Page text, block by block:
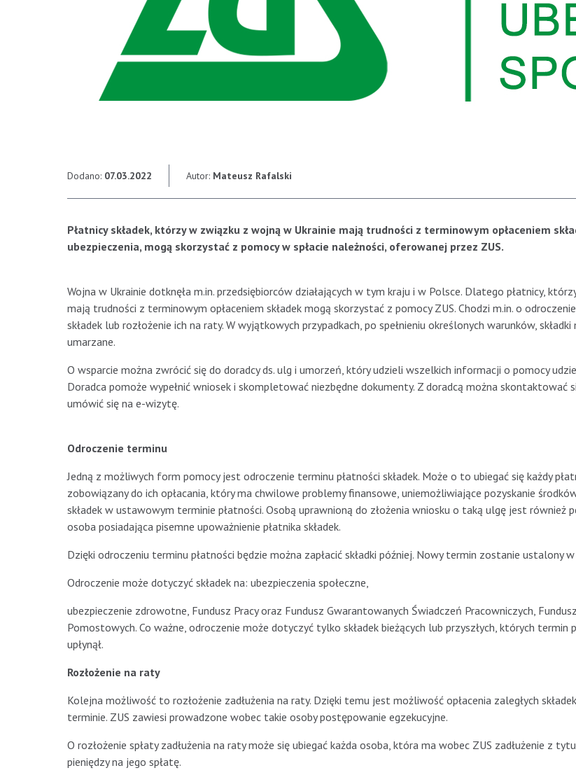
Dodano: 07.03.2022 Autor: Mateusz Rafalski
Płatnicy składek, którzy w związku z wojną w Ukrainie mają trudności z terminowym opłaceniem
ubezpieczenia, mogą skorzystać z pomocy w spłacie należności, oferowanej przez ZUS.
Wojna w Ukrainie dotknęła m.in. przedsiębiorców działających w tym kraju i w Polsce. Dlatego płatnicy,
mają trudności z terminowym opłaceniem składek mogą skorzystać z pomocy ZUS. Chodzi m.in. o
składek lub rozłożenie ich na raty. W wyjątkowych przypadkach, po spełnieniu określonych warunków,
umarzane.
O wsparcie można zwrócić się do doradcy ds. ulg i umorzeń, który udzieli wszelkich informacji o pomocy
Doradca pomoże wypełnić wniosek i skompletować niezbędne dokumenty. Z doradcą można skontaktować
umówić się na e-wizytę.
Odroczenie terminu
Jedną z możliwych form pomocy jest odroczenie terminu płatności składek. Może o to ubiegać się każdy
zobowiązany do ich opłacania, który ma chwilowe problemy finansowe, uniemożliwiające pozyskanie
składek w ustawowym terminie płatności. Osobą uprawnioną do złożenia wniosku o taką ulgę jest również
osoba posiadająca pisemne upoważnienie płatnika składek.
Dzięki odroczeniu terminu płatności będzie można zapłacić składki później. Nowy termin zostanie ustalony
Odroczenie może dotyczyć składek na: ubezpieczenia społeczne,
ubezpieczenie zdrowotne, Fundusz Pracy oraz Fundusz Gwarantowanych Świadczeń Pracowniczych,
Pomostowych. Co ważne, odroczenie może dotyczyć tylko składek bieżących lub przyszłych, których termin
upłynął.
Rozłożenie na raty
Kolejna możliwość to rozłożenie zadłużenia na raty. Dzięki temu jest możliwość opłacenia zaległych
terminie. ZUS zawiesi prowadzone wobec takie osoby postępowanie egzekucyjne.
O rozłożenie spłaty zadłużenia na raty może się ubiegać każda osoba, która ma wobec ZUS zadłużenie z
pieniędzy na jego spłatę.